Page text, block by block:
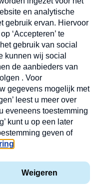
op
Kwetsbaarheid
X
op de MAX
maandag en